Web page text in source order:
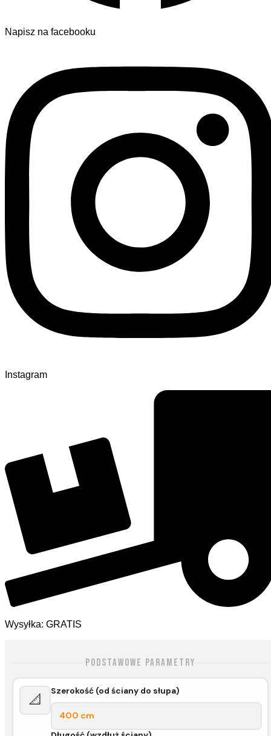
Napisz na facebooku
Instagram
Wysyłka: GRATIS
Podstawowe parametry
📐
Szerokość (od ściany do słupa)
400 cm